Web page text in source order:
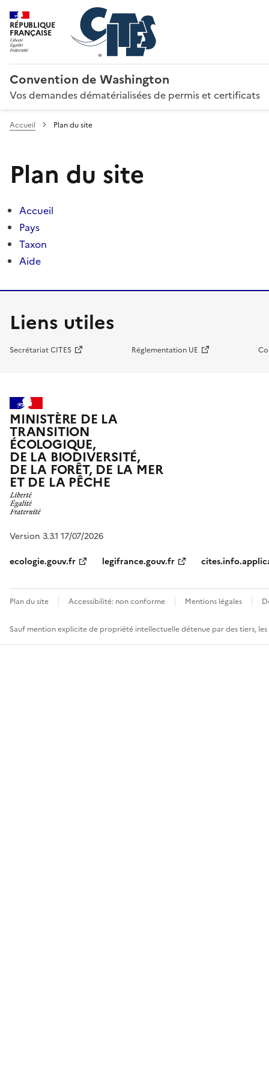
RÉPUBLIQUE
FRANÇAISE
Convention de Washington
Vos demandes dématérialisées de permis et certificats
Accueil Plan du site
Plan du site
Accueil
Pays
Taxon
Aide
Liens utiles
Secrétariat CITES Réglementation UE
MINISTÈRE DE LA
TRANSITION
ÉCOLOGIQUE,
DE LA BIODIVERSITÉ,
DE LA FORÊT, DE LA MER
ET DE LA PÊCHE
Version 3.3.1 17/07/2026
ecologie.gouv.fr
legifrance.gouv.fr
Plan du site Accessibilité: non conforme Mentions légales
Sauf mention explicite de propriété intellectuelle détenue par des tiers,